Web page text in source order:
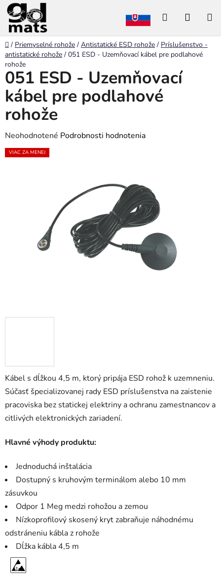
Prejsť
na
obsah
Hľadať
Domov
/ Priemyselné rohože / Antistatické ESD rohože / Príslušenstvo -
antistatické rohože / 051 ESD - Uzemňovací kábel pre podlahové
rohože
Kábel s dĺžkou 4,5 m, ktorý pripája ESD rohož k uzemneniu.
Súčasť špecializovanej rady ESD príslušenstva na zaistenie
pracoviska bez statickej elektriny a ochranu zamestnancov a
citlivých elektronických zariadení.
Hlavné výhody produktu:
Jednoduchá inštalácia
Dostupný s kruhovým terminálom alebo 10 mm
zásuvkou
Odpor 1 Meg medzi rohožou a zemou
Nízkoprofilový skosený kryt zabraňuje náhodnému
odstráneniu kábla z rohože
Dĺžka kábla 4,5 m
051 ESD - Uzemňovací
kábel pre podlahové
rohože
Priemerné
hodnotenie
Neohodnotené Podrobnosti hodnotenia
VIAC ZA MENEJ